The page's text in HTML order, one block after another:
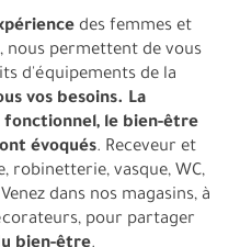
des femmes et
nous permettent de vous
d'équipements de la
vos besoins. La
le bien-être
évoqués. Receveur et
robinetterie, vasque, WC,
dans nos magasins, à
pour partager